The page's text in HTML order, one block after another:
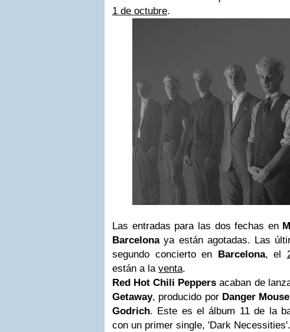
1 de octubre.
Las entradas para las dos fechas en
Barcelonaya están agotadas. Las
segundo concierto en Barcelona, el
están a la venta.
Red Hot Chili Peppers acaban de
Getaway, producido por Danger Mouse
Godrich. Este es el álbum 11 de la
con un primer single, 'Dark Necessities'.